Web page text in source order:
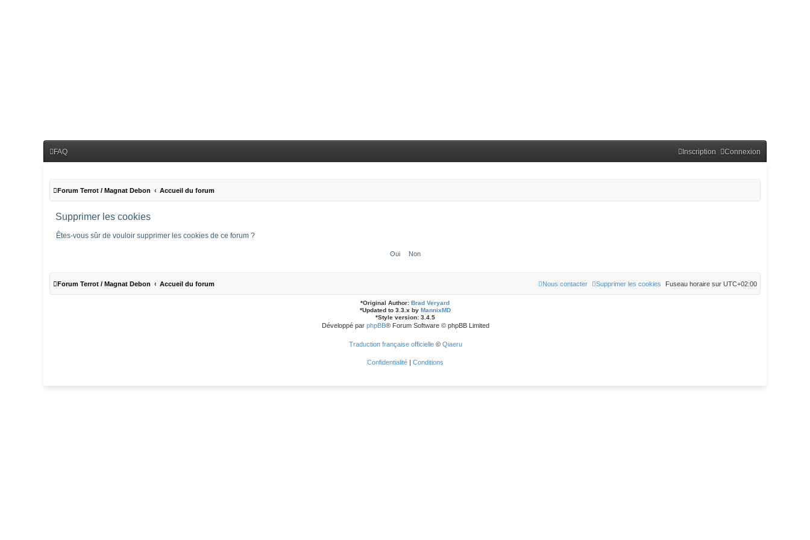
FAQ Connexion
Inscription
Forum Terrot / Magnat Debon Accueil du forum
Supprimer les cookies
Êtes-vous sûr de vouloir supprimer les cookies de ce forum ?
Forum Terrot / Magnat Debon Accueil du forum Fuseau horaire sur UTC+02:00
Supprimer les cookies
Nous contacter
*Original Author: Brad Veryard
*Updated to 3.3.x by MannixMD
*Style version: 3.4.5
Développé par phpBB® Forum Software © phpBB Limited
Traduction française officielle© Qiaeru
Confidentialité | Conditions